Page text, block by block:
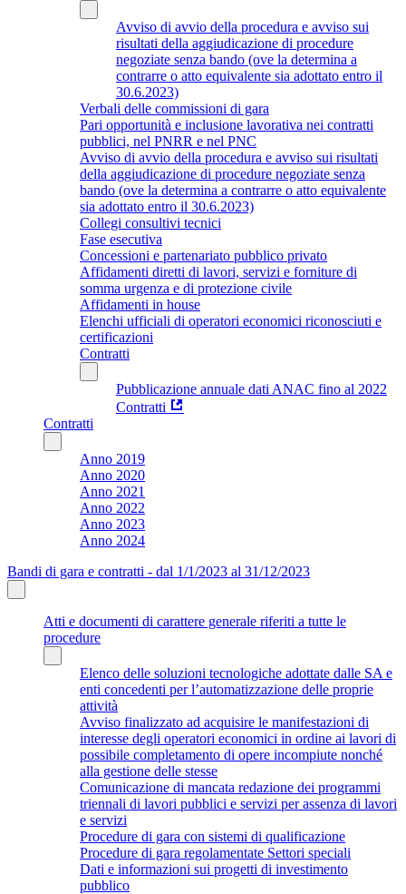
Avviso di avvio della procedura e avviso sui
risultati della aggiudicazione di procedure
negoziate senza bando (ove la determina a
contrarre o atto equivalente sia adottato entro il
30.6.2023)
Verbali delle commissioni di gara
Pari opportunità e inclusione lavorativa nei contratti
pubblici, nel PNRR e nel PNC
Avviso di avvio della procedura e avviso sui risultati
della aggiudicazione di procedure negoziate senza
bando (ove la determina a contrarre o atto equivalente
sia adottato entro il 30.6.2023)
Collegi consultivi tecnici
Fase esecutiva
Concessioni e partenariato pubblico privato
Affidamenti diretti di lavori, servizi e forniture di
somma urgenza e di protezione civile
Affidamenti in house
Elenchi ufficiali di operatori economici riconosciuti e
certificazioni
Contratti
Pubblicazione annuale dati ANAC fino al 2022
Contratti
Contratti
Anno 2019
Anno 2020
Anno 2021
Anno 2022
Anno 2023
Anno 2024
Bandi di gara e contratti - dal 1/1/2023 al 31/12/2023
Atti e documenti di carattere generale riferiti a tutte le
procedure
Elenco delle soluzioni tecnologiche adottate dalle SA e
enti concedenti per l’automatizzazione delle proprie
attività
Avviso finalizzato ad acquisire le manifestazioni di
interesse degli operatori economici in ordine ai lavori di
possibile completamento di opere incompiute nonché
alla gestione delle stesse
Comunicazione di mancata redazione dei programmi
triennali di lavori pubblici e servizi per assenza di lavori
e servizi
Procedure di gara con sistemi di qualificazione
Procedure di gara regolamentate Settori speciali
Dati e informazioni sui progetti di investimento
pubblico